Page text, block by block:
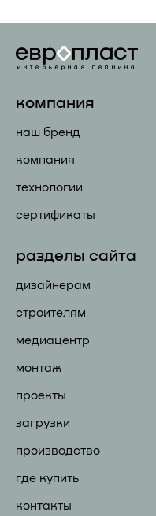
компания
наш бренд
компания
технологии
сертификаты
разделы сайта
дизайнерам
строителям
медиацентр
монтаж
проекты
загрузки
производство
где купить
контакты